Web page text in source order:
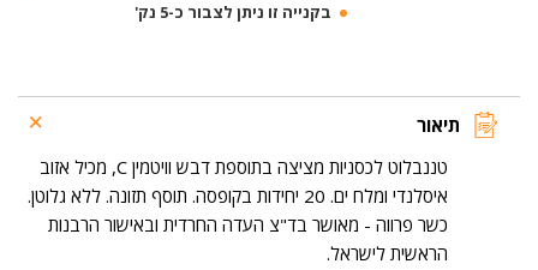
בקנייה זו ניתן לצבור כ-5 נק'
תיאור
טננבלוט לכסניות מציצה בתוספת דבש וויטמין C, מכיל אזוב
איסלנדי ומלח ים. 20 יחידות בקופסה. תוסף תזונה. ללא גלוטן.
כשר פרווה - מאושר בד"צ העדה החרדית ובאישור הרבנות
הראשית לישראל.